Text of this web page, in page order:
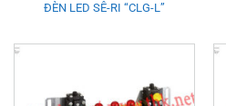
ĐÈN LED SÊ-RI “CLG-L”